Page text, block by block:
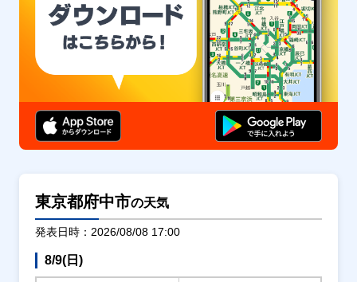
東京都府中市の天気
発表日時：2026/08/08 17:00
8/9(日)